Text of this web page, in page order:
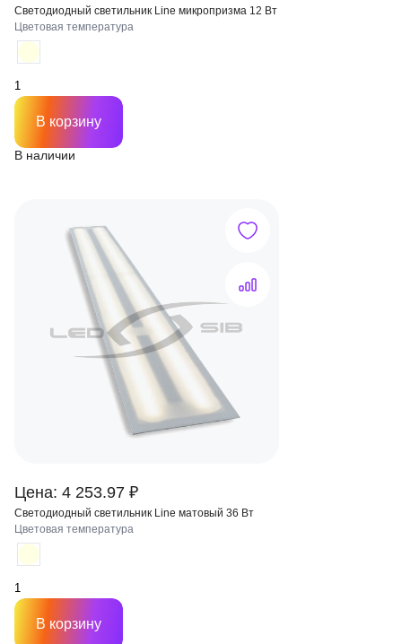
Светодиодный светильник Line микропризма 12 Вт
В наличии
Цветовая температура
В корзину
Цена: 4 253.97 ₽
Светодиодный светильник Line матовый 36 Вт
Цветовая температура
В корзину